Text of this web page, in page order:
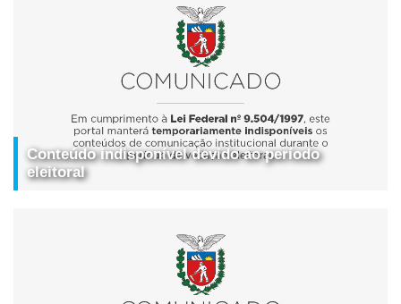
Conteúdo indisponível devido ao período
eleitoral